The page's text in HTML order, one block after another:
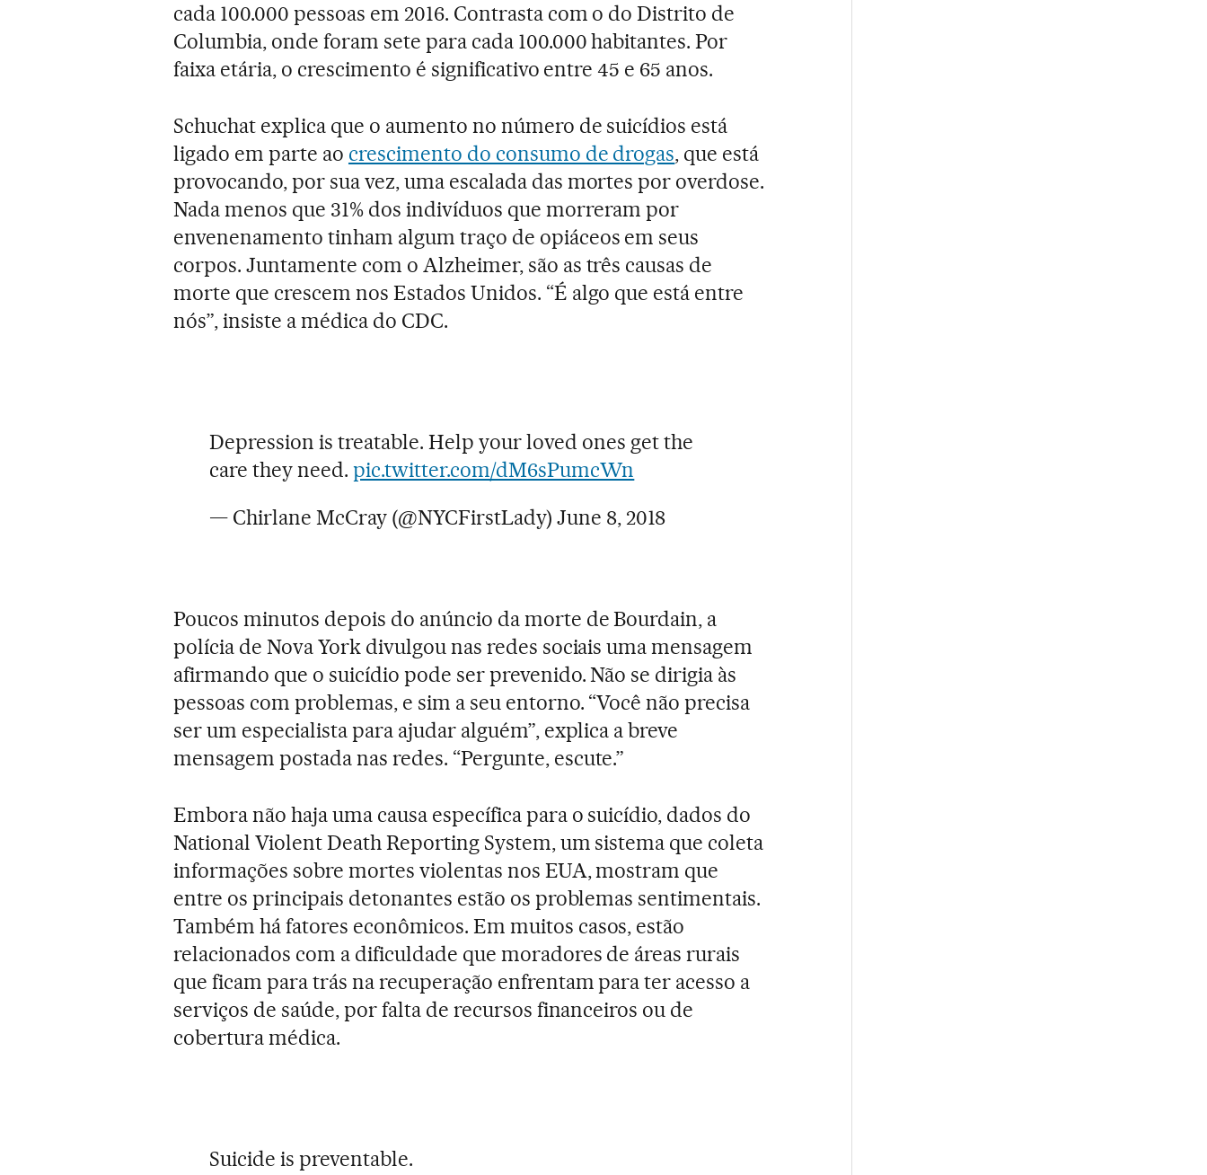
cada 100.000 pessoas em 2016. Contrasta com o do Distrito de
Columbia, onde foram sete para cada 100.000 habitantes. Por
faixa etária, o crescimento é significativo entre 45 e 65 anos.
Schuchat explica que o aumento no número de suicídios está
ligado em parte ao crescimento do consumo de drogas, que está
provocando, por sua vez, uma escalada das mortes por overdose.
Nada menos que 31% dos indivíduos que morreram por
envenenamento tinham algum traço de opiáceos em seus
corpos. Juntamente com o Alzheimer, são as três causas de
morte que crescem nos Estados Unidos. “É algo que está entre
nós”, insiste a médica do CDC.
Depression is treatable. Help your loved ones get the
care they need.pic.twitter.com/dM6sPumcWn
— Chirlane McCray (@NYCFirstLady)June 8, 2018
Poucos minutos depois do anúncio da morte de Bourdain, a
polícia de Nova York divulgou nas redes sociais uma mensagem
afirmando que o suicídio pode ser prevenido. Não se dirigia às
pessoas com problemas, e sim a seu entorno. “Você não precisa
ser um especialista para ajudar alguém”, explica a breve
mensagem postada nas redes. “Pergunte, escute.”
Embora não haja uma causa específica para o suicídio, dados do
National Violent Death Reporting System, um sistema que coleta
informações sobre mortes violentas nos EUA, mostram que
entre os principais detonantes estão os problemas sentimentais.
Também há fatores econômicos. Em muitos casos, estão
relacionados com a dificuldade que moradores de áreas rurais
que ficam para trás na recuperação enfrentam para ter acesso a
serviços de saúde, por falta de recursos financeiros ou de
cobertura médica.
Suicide is preventable.